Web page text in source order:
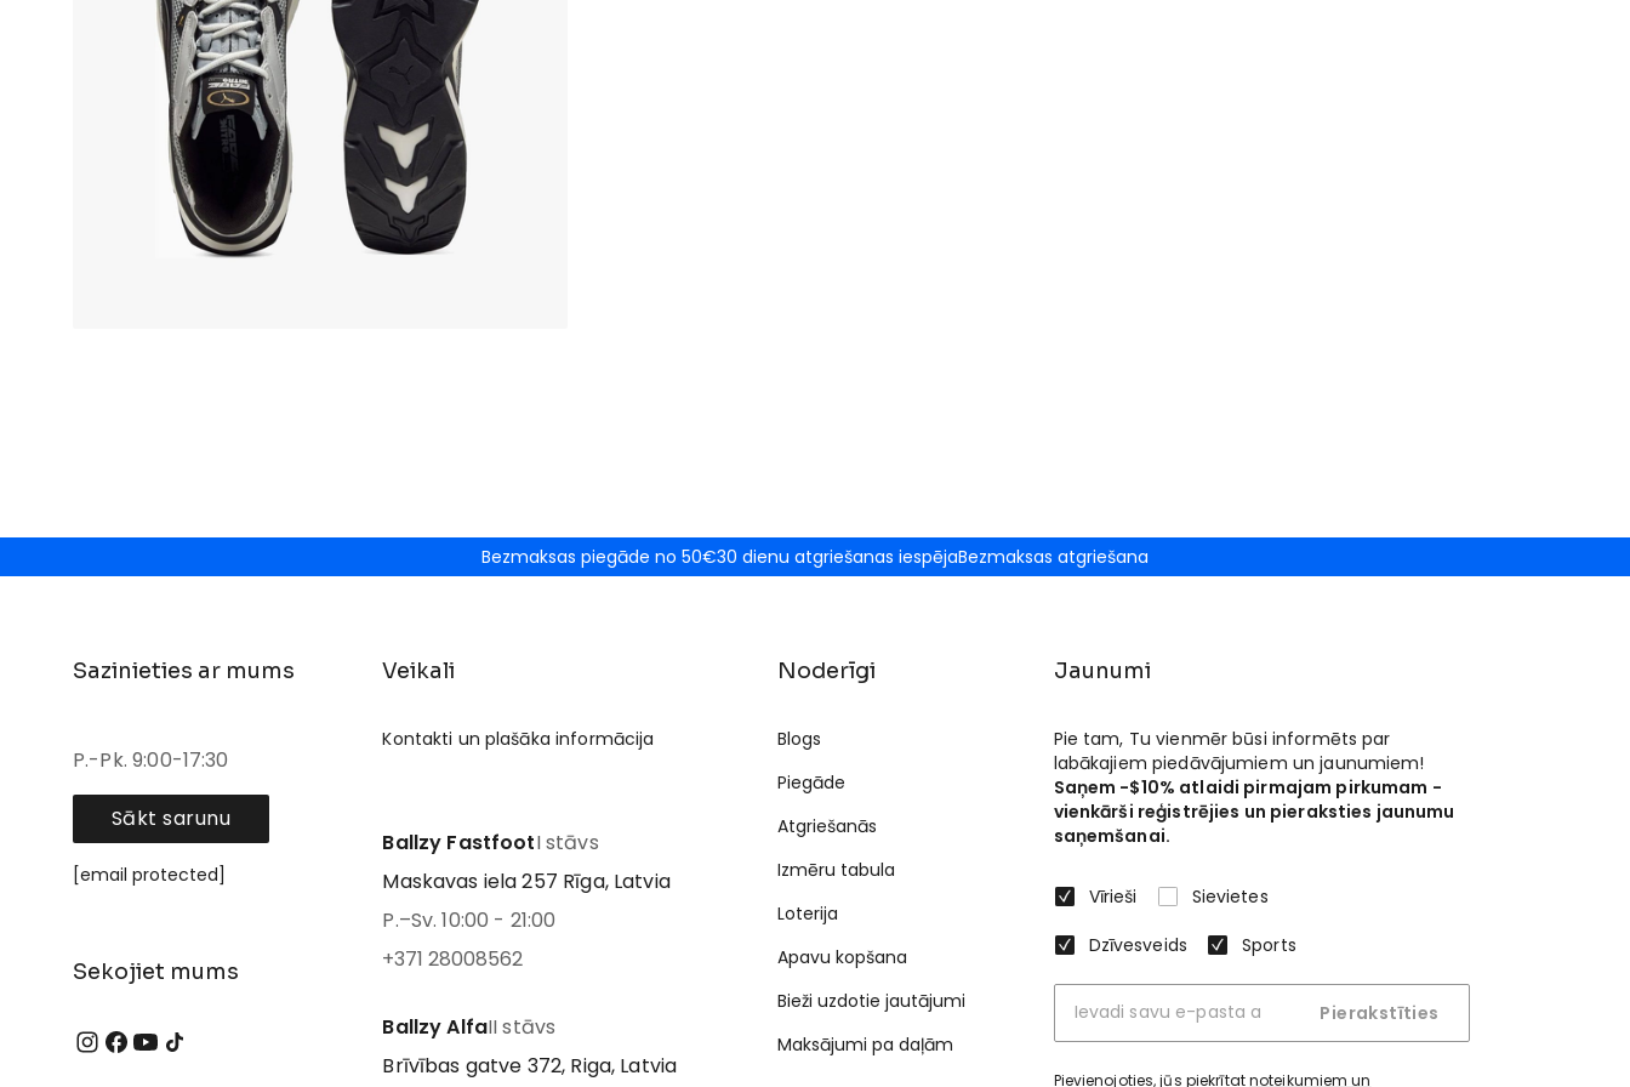
Bezmaksas piegāde no 50€30 dienu atgriešanas iespējaBezmaksas atgriešana
Sazinieties ar mums
P.-Pk. 9:00-17:30
Sākt sarunu
[email protected]
Sekojiet mums
Veikali
Kontakti un plašāka informācija
Ballzy FastfootI stāvs
Maskavas iela 257 Rīga, Latvia
P.–Sv. 10:00 - 21:00
+371 28008562
Ballzy AlfaII stāvs
Brīvības gatve 372, Riga, Latvia
Noderīgi
Blogs
Piegāde
Atgriešanās
Izmēru tabula
Loterija
Apavu kopšana
Bieži uzdotie jautājumi
Maksājumi pa daļām
Jaunumi
Pie tam, Tu vienmēr būsi informēts par
labākajiem piedāvājumiem un jaunumiem!
Saņem -$10% atlaidi pirmajam pirkumam -
vienkārši reģistrējies un pieraksties jaunumu
saņemšanai.
Vīrieši
Sievietes
Dzīvesveids
Sports
Pierakstīties
Pievienojoties, jūs piekrītatnoteikumiem un